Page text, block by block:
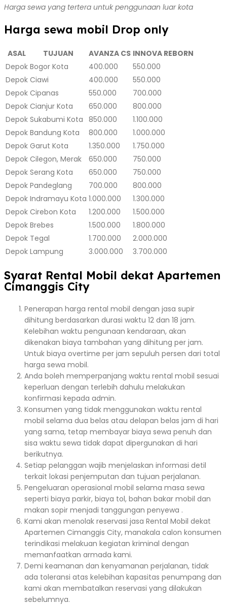
Harga sewa yang tertera untuk penggunaan luar kota
Harga sewa mobil Drop only
ASAL TUJUAN AVANZA CS INNOVA REBORN
Depok Bogor Kota 400.000
550.000
Depok Ciawi 400.000
550.000
Depok Cipanas 550.000
700.000
Depok Cianjur Kota 650.000
800.000
Depok Sukabumi Kota 850.000
1.100.000
Depok Bandung Kota 800.000
1.000.000
Depok Garut Kota 1.350.000
1.750.000
Depok Cilegon, Merak 650.000
750.000
Depok Serang Kota 650.000
750.000
Depok Pandeglang 700.000
800.000
Depok Indramayu Kota 1.000.000
1.300.000
Depok Cirebon Kota 1.200.000
1.500.000
Depok Brebes 1.500.000
1.800.000
Depok Tegal 1.700.000
2.000.000
Depok Lampung 3.000.000 3.700.000
Syarat Rental Mobil dekat Apartemen
Cimanggis City
Penerapan harga rental mobil dengan jasa supir
dihitung berdasarkan durasi waktu 12 dan 18 jam.
Kelebihan waktu pengunaan kendaraan, akan
dikenakan biaya tambahan yang dihitung per jam.
Untuk biaya overtime per jam sepuluh persen dari total
harga sewa mobil.
Anda boleh memperpanjang waktu rental mobil sesuai
keperluan dengan terlebih dahulu melakukan
konfirmasi kepada admin.
Konsumen yang tidak menggunakan waktu rental
mobil selama dua belas atau delapan belas jam di hari
yang sama, tetap membayar biaya sewa penuh dan
sisa waktu sewa tidak dapat dipergunakan di hari
berikutnya.
Setiap pelanggan wajib menjelaskan informasi detil
terkait lokasi penjemputan dan tujuan perjalanan.
Pengeluaran operasional mobil selama masa sewa
seperti biaya parkir, biaya tol, bahan bakar mobil dan
makan sopir menjadi tanggungan penyewa .
Kami akan menolak reservasi jasa Rental Mobil dekat
Apartemen Cimanggis City, manakala calon konsumen
terindikasi melakuan kegiatan kriminal dengan
memanfaatkan armada kami.
Demi keamanan dan kenyamanan perjalanan, tidak
ada toleransi atas kelebihan kapasitas penumpang dan
kami akan membatalkan reservasi yang dilakukan
sebelumnya.